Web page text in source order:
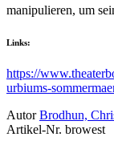
manipulieren, um
Links:
https://
urbiums-
Autor Brodhun,
Artikel-Nr. browest